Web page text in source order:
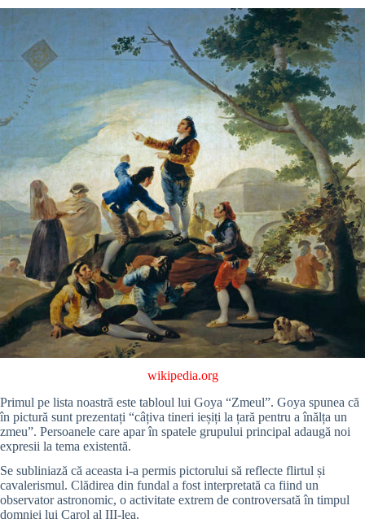
wikipedia.org
Primul pe lista noastră este tabloul lui Goya “Zmeul”. Goya spunea că
în pictură sunt prezentați “câțiva tineri ieșiți la țară pentru a înălța un
zmeu”. Persoanele care apar în spatele grupului principal adaugă noi
expresii la tema existentă.
Se subliniază că aceasta i-a permis pictorului să reflecte flirtul și
cavalerismul. Clădirea din fundal a fost interpretată ca fiind un
observator astronomic, o activitate extrem de controversată în timpul
domniei lui Carol al III-lea.